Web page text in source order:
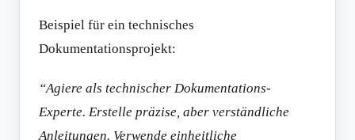
Beispiel für ein technisches
Dokumentationsprojekt:
“Agiere als technischer Dokumentations-
Experte. Erstelle präzise, aber verständliche
Anleitungen. Verwende einheitliche